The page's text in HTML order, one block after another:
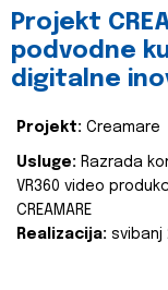
Projekt
podvodne
digitalne
Projekt: Creamare
Usluge: Razrada
VR360 video
CREAMARE
Realizacija: svibanj